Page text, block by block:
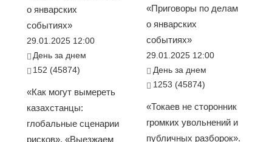
о январских
событиях»
29.01.2025 12:00
День за днем
152 (45874)
«Как могут вымереть
казахстанцы:
глобальные сценарии
рисков». «Выезжаем
«Приговоры по делам
о январских
событиях»
29.01.2025 12:00
День за днем
1253 (45874)
«Токаев не сторонник
громких увольнений и
публичных разборок».